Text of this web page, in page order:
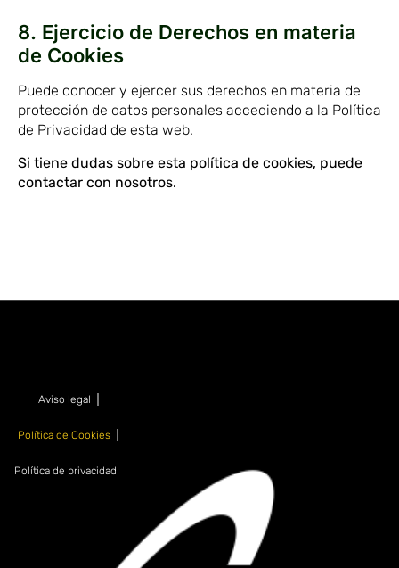
8. Ejercicio de Derechos en materia
de Cookies
Puede conocer y ejercer sus derechos en materia de
protección de datos personales accediendo a la Política
de Privacidad de esta web.
Si tiene dudas sobre esta política de cookies, puede
contactar con nosotros.
Aviso legal
Política de Cookies
Política de privacidad